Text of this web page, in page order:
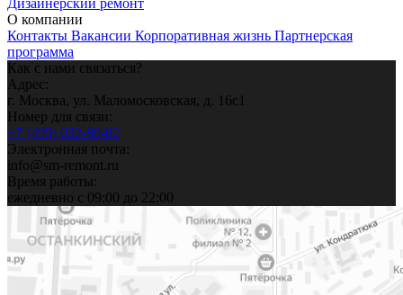
Дизайнерский ремонт
О компании
Контакты Вакансии Корпоративная жизнь Партнерская
программа
Как с нами связаться?
Адрес:
г. Москва, ул. Маломосковская, д. 16с1
Номер для связи:
+7 (495) 032-89-02
Электронная почта:
info@sm-remont.ru
Время работы:
ежедневно с 09:00 до 22:00